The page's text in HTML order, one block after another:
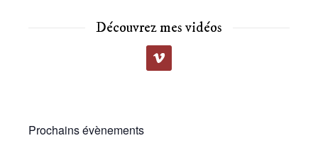
Découvrez mes vidéos
Prochains évènements